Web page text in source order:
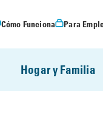
Cómo Funciona Para
Hogar y Familia